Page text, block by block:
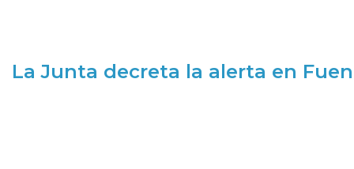
La Junta decreta la alerta en